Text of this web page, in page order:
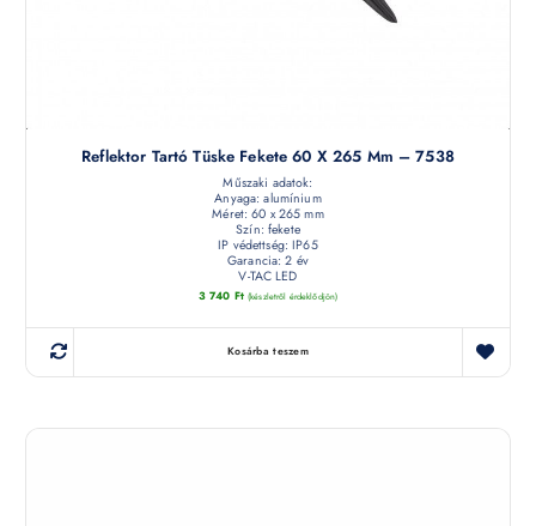
Reflektor Tartó Tüske Fekete 60 X 265 Mm – 7538
Műszaki adatok:
Anyaga: alumínium
Méret: 60 x 265 mm
Szín: fekete
IP védettség: IP65
Garancia: 2 év
V-TAC LED
3 740 Ft (készletről érdeklődjön)
Kosárba teszem